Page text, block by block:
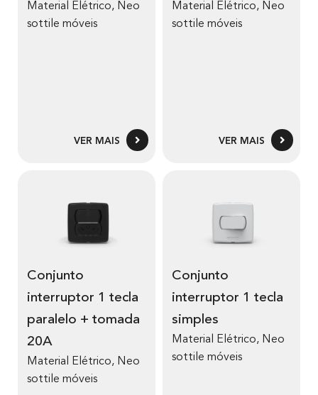
Material Elétrico, Neo
sottile móveis
VER MAIS
Material Elétrico, Neo
sottile móveis
VER MAIS
Conjunto
interruptor 1 tecla
paralelo + tomada
20A
Material Elétrico, Neo
sottile móveis
Conjunto
interruptor 1 tecla
simples
Material Elétrico, Neo
sottile móveis